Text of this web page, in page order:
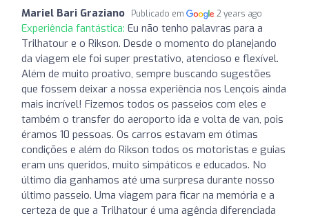
Mariel Bari Graziano Publicado em 2 years ago
Experiência fantástica: Eu não tenho palavras para a
Trilhatour e o Rikson. Desde o momento do planejando
da viagem ele foi super prestativo, atencioso e flexível.
Além de muito proativo, sempre buscando sugestões
que fossem deixar a nossa experiência nos Lençois ainda
mais incrível! Fizemos todos os passeios com eles e
também o transfer do aeroporto ida e volta de van, pois
éramos 10 pessoas. Os carros estavam em ótimas
condições e além do Rikson todos os motoristas e guias
eram uns queridos, muito simpáticos e educados. No
último dia ganhamos até uma surpresa durante nosso
último passeio. Uma viagem para ficar na memória e a
certeza de que a Trilhatour é uma agência diferenciada